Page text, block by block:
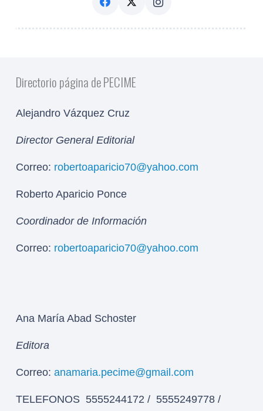
Directorio página de PECIME
Alejandro Vázquez Cruz
Director General Editorial
Correo: robertoaparicio70@yahoo.com
Roberto Aparicio Ponce
Coordinador de Información
Correo: robertoaparicio70@yahoo.com
Ana María Abad Schoster
Editora
Correo: anamaria.pecime@gmail.com
TELEFONOS 5555244172 / 5555249778 /